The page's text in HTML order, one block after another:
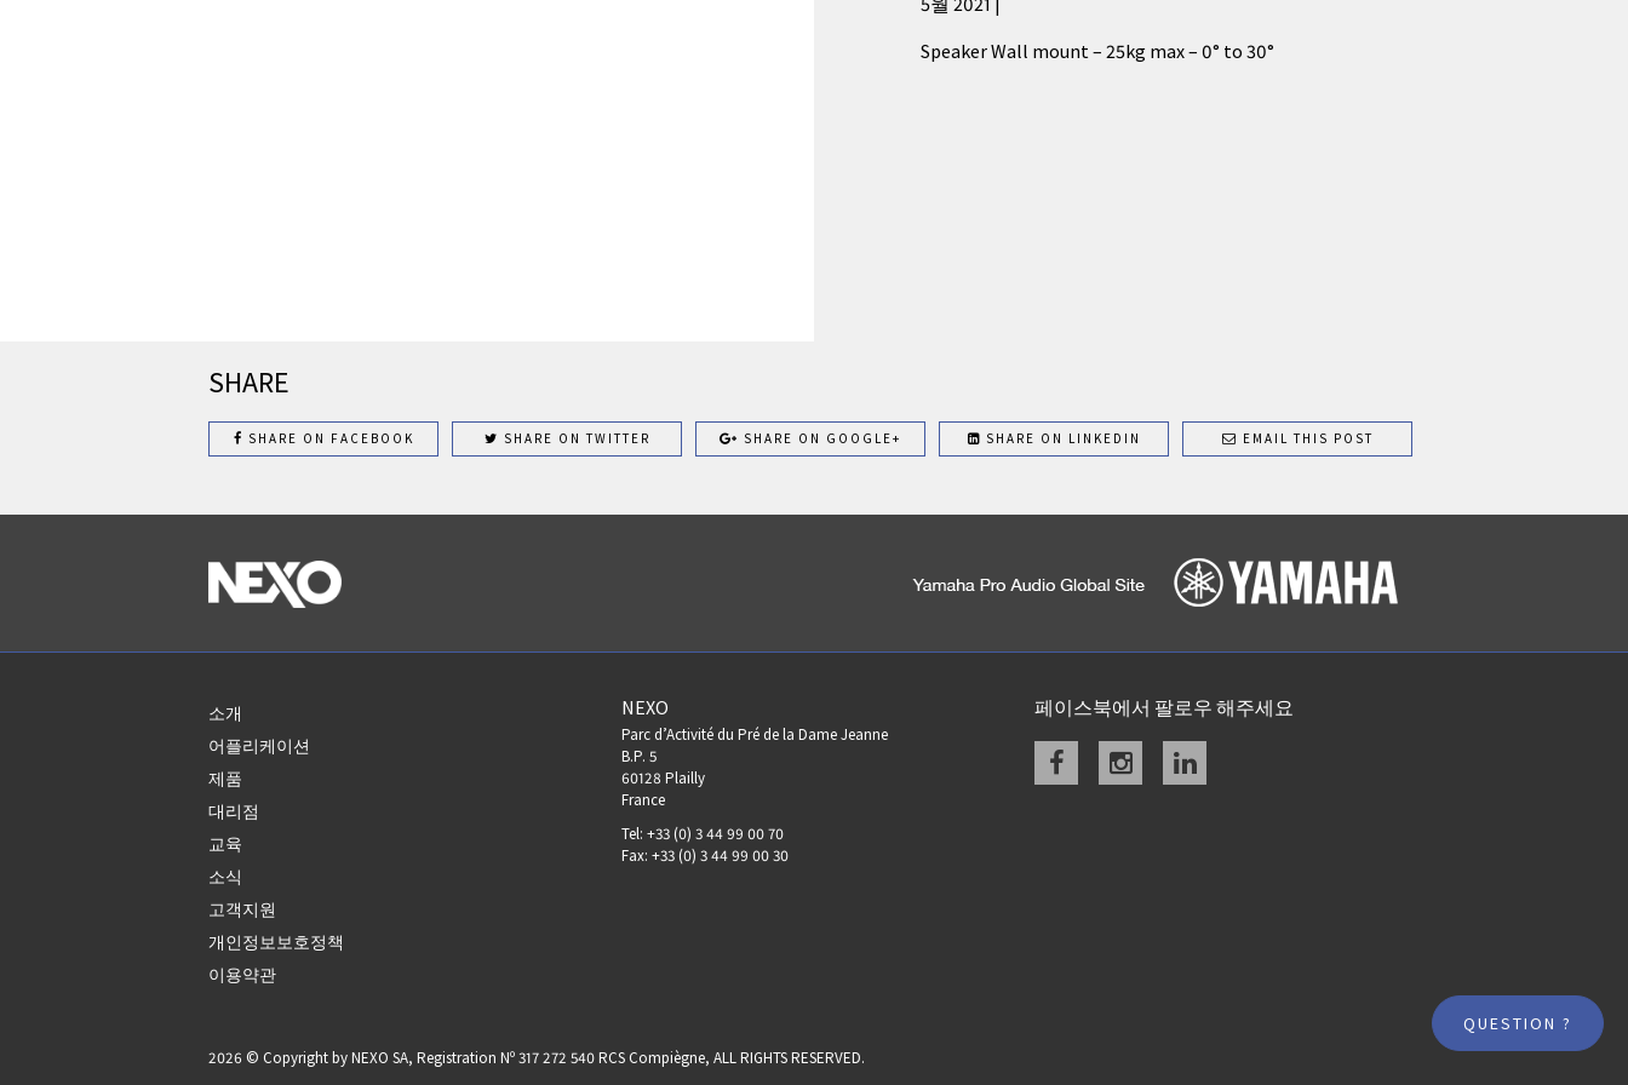
QUESTION ?
Speaker Wall mount – 25kg max – 0° to 30°
SHARE
SHARE ON FACEBOOK SHARE ON TWITTER SHARE ON GOOGLE+ SHARE ON LINKEDIN EMAIL THIS POST
소개
어플리케이션
제품
대리점
교육
소식
고객지원
개인정보보호정책
이용약관
NEXO
Parc d’Activité du Pré de la Dame Jeanne
B.P. 5
60128 Plailly
France
Tel: +33 (0) 3 44 99 00 70
Fax: +33 (0) 3 44 99 00 30
페이스북에서 팔로우 해주세요
Facebookinstagramlinkedin
2026 © Copyright by NEXO SA, Registration Nº 317 272 540 RCS Compiègne, ALL RIGHTS RESERVED.